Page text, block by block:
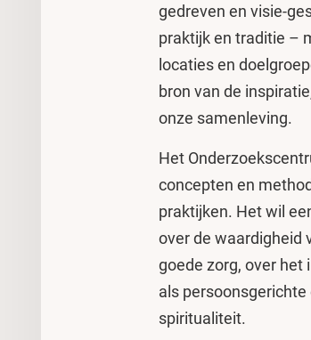
gedreven en visie-
praktijk en traditie –
locaties en
bron van de
onze samenleving.
Het
concepten en
praktijken. Het wil
over de waardigheid
goede zorg, over het
als
spiritualiteit.